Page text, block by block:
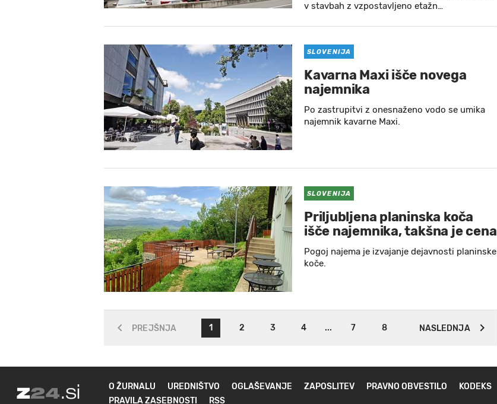
v stavbah z vzpostavljeno etažn…
SLOVENIJA
Kavarna Maxi išče novega
najemnika
Po zastrupitvi z onesnaženo vodo se umika
najemnik kavarne Maxi.
SLOVENIJA
Priljubljena planinska koča
išče najemnika, takšna je cena
Pogoj najema je izvajanje dejavnosti planinske
koče.
PREJŠNJA 1 2 3 4 ... 7 8 NASLEDNJA
O ŽURNALU UREDNIŠTVO OGLAŠEVANJE ZAPOSLITEV PRAVNO OBVESTILO KODEKS
PRAVILA ZASEBNOSTI
RSS